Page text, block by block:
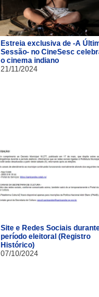
Estreia exclusiva de -A
Sessão- no CineSesc
o cinema indiano
21/11/2024
Site e Redes Sociais
período eleitoral (Registro
Histórico)
07/10/2024